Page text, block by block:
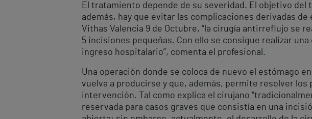
El tratamiento depende de su severidad. El objetivo
además, hay que evitar las complicaciones derivadas
Vithas Valencia 9 de Octubre, “la cirugía antirreflujo se
5 incisiones pequeñas. Con ello se consigue realizar
ingreso hospitalario”, comenta el profesional.
Una operación donde se coloca de nuevo el estómago
vuelva a producirse y que, además, permite resolver
intervención. Tal como explica el cirujano
reservada para casos graves que consistía en una